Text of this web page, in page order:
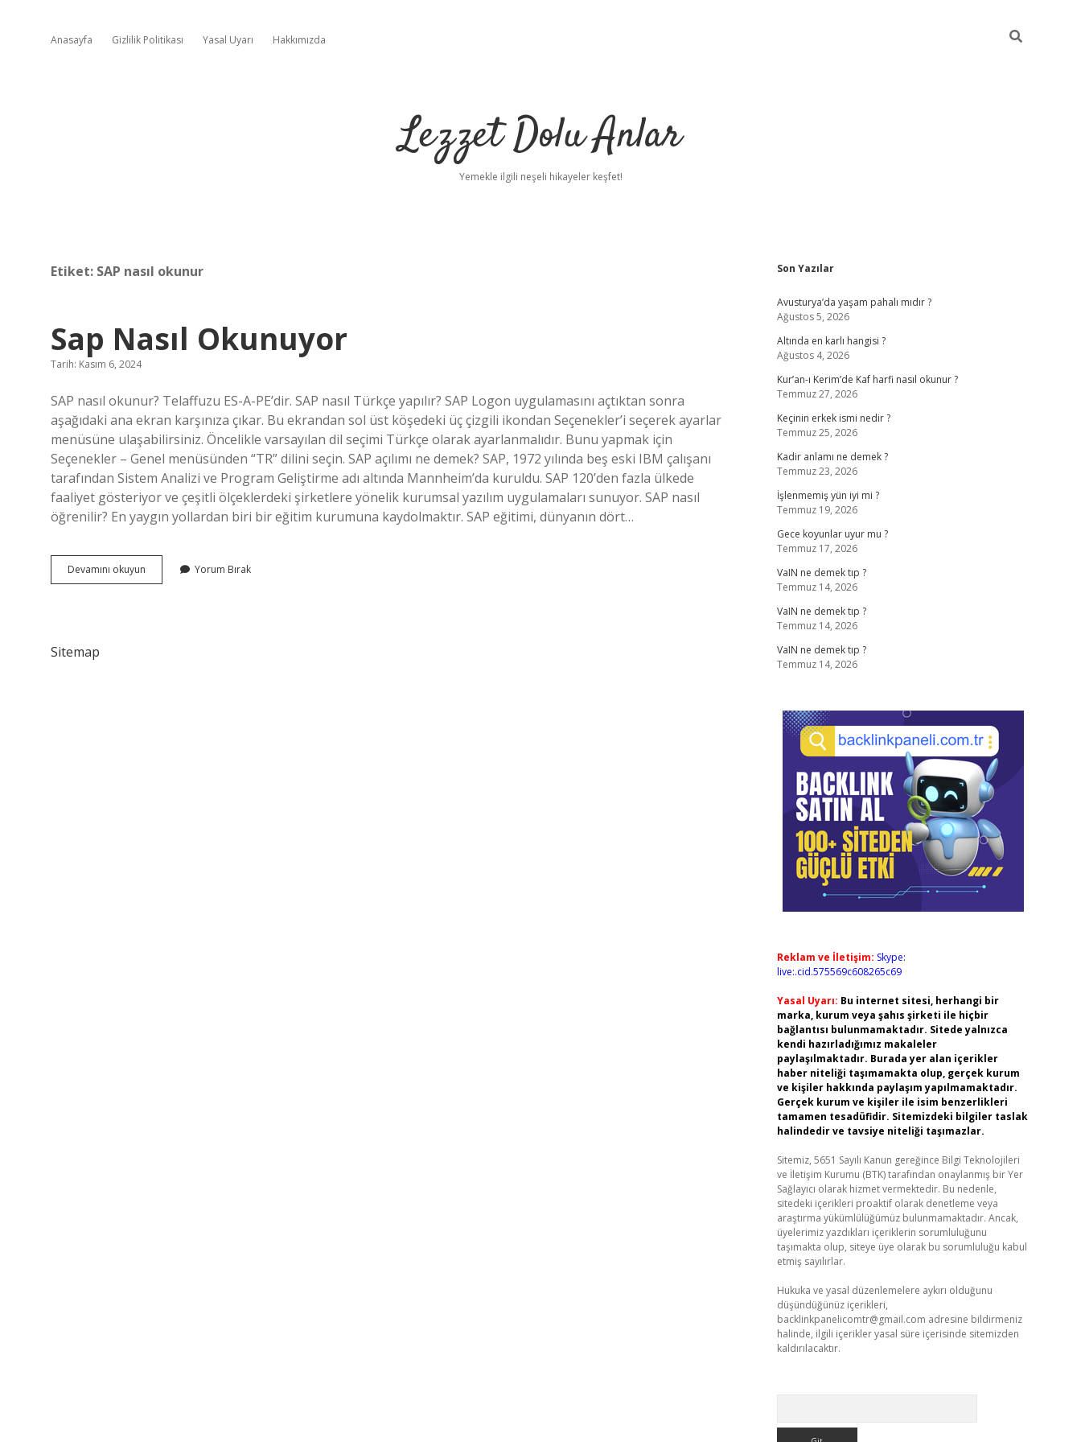
Anasayfa Gizlilik Politikası Yasal Uyarı Hakkımızda
Lezzet Dolu Anlar
Yemekle ilgili neşeli hikayeler keşfet!
Etiket: SAP nasıl okunur
Sap Nasıl Okunuyor
Tarih: Kasım 6, 2024
SAP nasıl okunur? Telaffuzu ES-A-PE’dir. SAP nasıl Türkçe yapılır? SAP Logon uygulamasını açtıktan sonra
aşağıdaki ana ekran karşınıza çıkar. Bu ekrandan sol üst köşedeki üç çizgili ikondan Seçenekler’i seçerek ayarlar
menüsüne ulaşabilirsiniz. Öncelikle varsayılan dil seçimi Türkçe olarak ayarlanmalıdır. Bunu yapmak için
Seçenekler – Genel menüsünden “TR” dilini seçin. SAP açılımı ne demek? SAP, 1972 yılında beş eski IBM çalışanı
tarafından Sistem Analizi ve Program Geliştirme adı altında Mannheim’da kuruldu. SAP 120’den fazla ülkede
faaliyet gösteriyor ve çeşitli ölçeklerdeki şirketlere yönelik kurumsal yazılım uygulamaları sunuyor. SAP nasıl
öğrenilir? En yaygın yollardan biri bir eğitim kurumuna kaydolmaktır. SAP eğitimi, dünyanın dört…
Devamını okuyun
Nasıl
Yorum Bırak
Sitemap
Sidebar
Son Yazılar
Avusturya’da yaşam pahalı mıdır ?
Ağustos 5, 2026
Altında en karlı hangisi ?
Ağustos 4, 2026
Kur’an-ı Kerim’de Kaf harfi nasıl okunur ?
Temmuz 27, 2026
Keçinin erkek ismi nedir ?
Temmuz 25, 2026
Kadir anlamı ne demek ?
Temmuz 23, 2026
İşlenmemiş yün iyi mi ?
Temmuz 19, 2026
Gece koyunlar uyur mu ?
Temmuz 17, 2026
VaIN ne demek tıp ?
Temmuz 14, 2026
VaIN ne demek tıp ?
Temmuz 14, 2026
VaIN ne demek tıp ?
Temmuz 14, 2026
Reklam ve İletişim: Skype:
live:.cid.575569c608265c69
Yasal Uyarı: Bu internet sitesi, herhangi bir
marka, kurum veya şahıs şirketi ile hiçbir
bağlantısı bulunmamaktadır. Sitede yalnızca
kendi hazırladığımız makaleler
paylaşılmaktadır. Burada yer alan içerikler
haber niteliği taşımamakta olup, gerçek kurum
ve kişiler hakkında paylaşım yapılmamaktadır.
Gerçek kurum ve kişiler ile isim benzerlikleri
tamamen tesadüfidir. Sitemizdeki bilgiler taslak
halindedir ve tavsiye niteliği taşımazlar.
Sitemiz, 5651 Sayılı Kanun gereğince Bilgi Teknolojileri
ve İletişim Kurumu (BTK) tarafından onaylanmış bir Yer
Sağlayıcı olarak hizmet vermektedir. Bu nedenle,
sitedeki içerikleri proaktif olarak denetleme veya
araştırma yükümlülüğümüz bulunmamaktadır. Ancak,
üyelerimiz yazdıkları içeriklerin sorumluluğunu
taşımakta olup, siteye üye olarak bu sorumluluğu kabul
etmiş sayılırlar.
Hukuka ve yasal düzenlemelere aykırı olduğunu
düşündüğünüz içerikleri,
backlinkpanelicomtr@gmail.com adresine bildirmeniz
halinde, ilgili içerikler yasal süre içerisinde sitemizden
kaldırılacaktır.
ilbet giriş